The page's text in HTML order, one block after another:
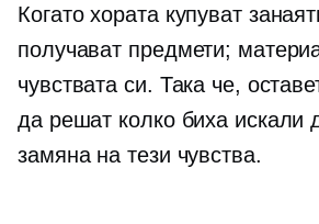
Когато хората купуват
получават предмети;
чувствата си. Така че,
да решат колко биха искали
замяна на тези чувства.